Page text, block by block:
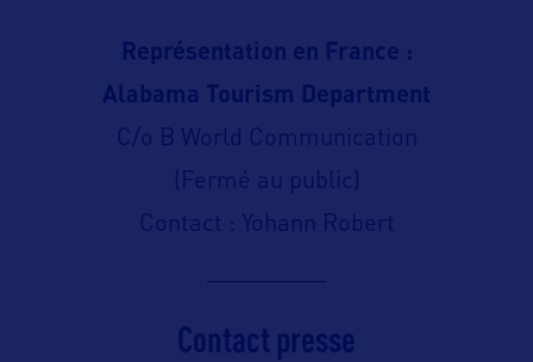
Représentation en France :
Alabama Tourism Department
C/o B World Communication
(Fermé au public)
Contact : Yohann Robert
Contact presse